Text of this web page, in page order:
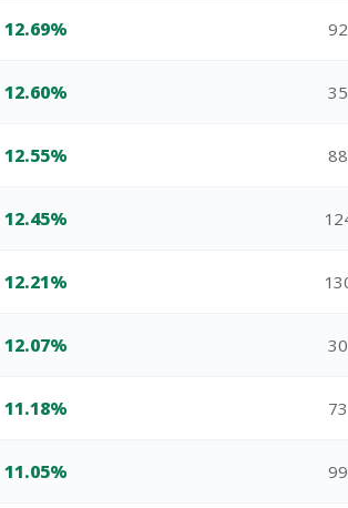
92
12.69%
35
12.60%
88
12.55%
12.45%
12.21%
30
12.07%
73
11.18%
99
11.05%